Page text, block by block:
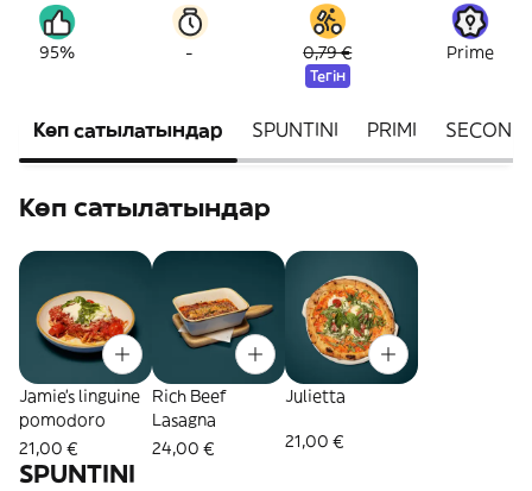
95% - 0,79 €
Тегін
Prime
Көп сатылатындар SPUNTINI PRIMI SECONDI
Көп сатылатындар
Jamie's linguine
pomodoro
21,00 €
Rich Beef
Lasagna
24,00 €
Julietta
21,00 €
SPUNTINI